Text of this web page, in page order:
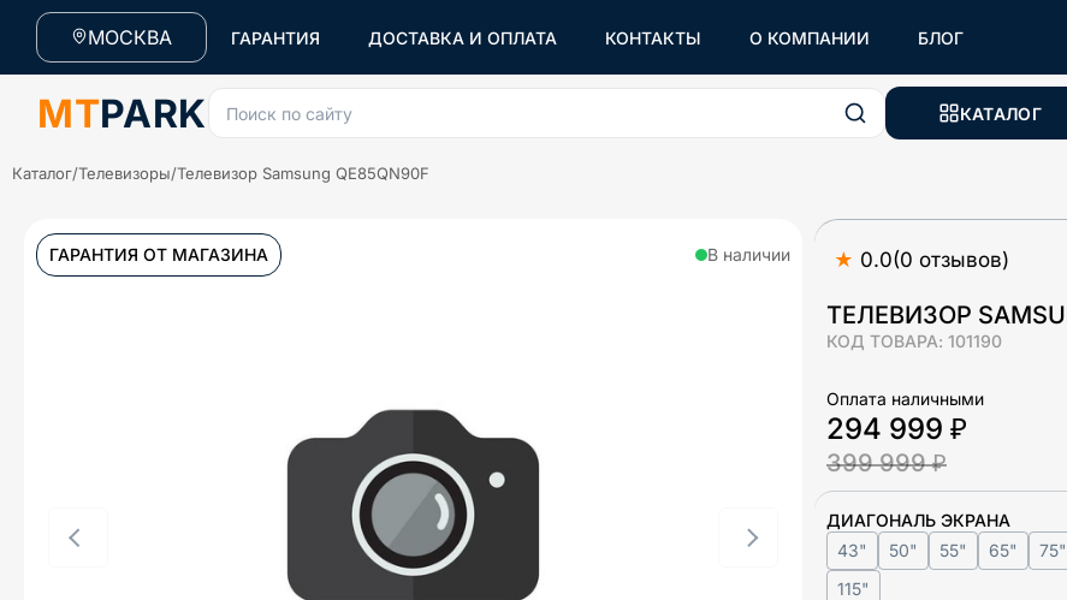
МОСКВА ГАРАНТИЯ ДОСТАВКА И ОПЛАТА КОНТАКТЫ О КОМПАНИИ БЛОГ
MTPARK Поиск по сайту КАТАЛОГ
Каталог/Телевизоры/Телевизор Samsung QE85QN90F
★ 0.0(0 отзывов)
ТЕЛЕВИЗОР
КОД ТОВАРА: 101190
ГАРАНТИЯ ОТ МАГАЗИНА В наличии
Оплата наличными
294 999 ₽
399 999 ₽
ДИАГОНАЛЬ ЭКРАНА
43"
50" 55" 65" 75"
115"